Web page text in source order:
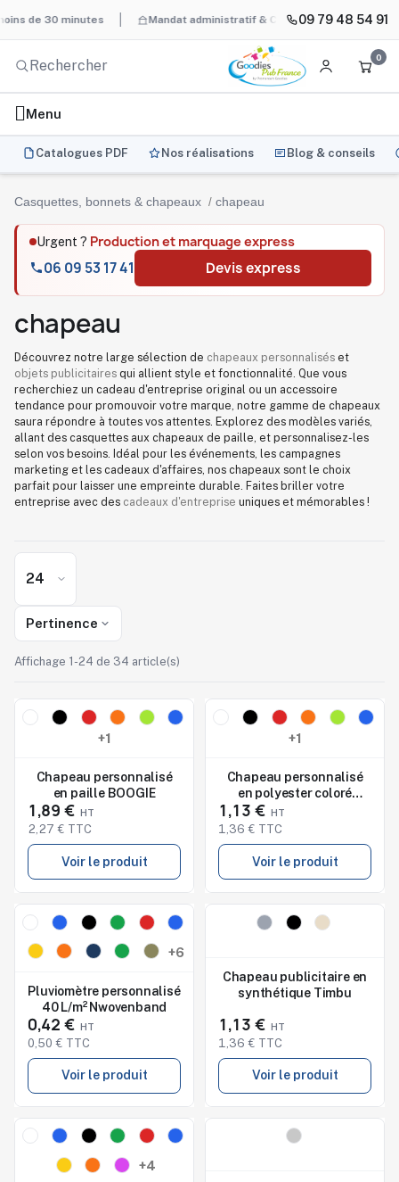
minutes Mandat administratif & Chorus Pro BAT
09 79 48 54 91
0
Menu
Catalogues PDF Nos réalisations Blog & conseils
Casquettes, bonnets & chapeaux chapeau
Urgent ? Production et marquage express
06 09 53 17 41 Devis express
chapeau
Découvrez notre large sélection de chapeaux personnalisés et
objets publicitaires qui allient style et fonctionnalité. Que vous
recherchiez un cadeau d'entreprise original ou un accessoire
tendance pour promouvoir votre marque, notre gamme de chapeaux
saura répondre à toutes vos attentes. Explorez des modèles variés,
allant des casquettes aux chapeaux de paille, et personnalisez-les
selon vos besoins. Idéal pour les événements, les campagnes
marketing et les cadeaux d'affaires, nos chapeaux sont le choix
parfait pour laisser une empreinte durable. Faites briller votre
entreprise avec des cadeaux d'entreprise uniques et mémorables !
Pertinence
Affichage 1-24 de 34 article(s)
Nouveau
Studio de marquage
+1
Chapeau personnalisé
en paille BOOGIE
1,89 €
2,27 € TTC
Voir le produit
Nouveau
Studio de marquage
+1
Chapeau personnalisé
en polyester coloré
WOOGIE
1,13 €
1,36 € TTC
Voir le produit
Nouveau
+6
Pluviomètre personnalisé
40 L/m² Nwovenband
0,42 €
0,50 € TTC
Voir le produit
Nouveau
Chapeau publicitaire en
synthétique Timbu
1,13 €
1,36 € TTC
Voir le produit
Nouveau
disponible
+4